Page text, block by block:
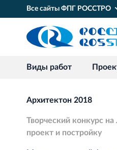
Все сайты ФПГ РОССТРО
Виды работ
Архитектон 2018
Творческий конкурс
проект и постройку